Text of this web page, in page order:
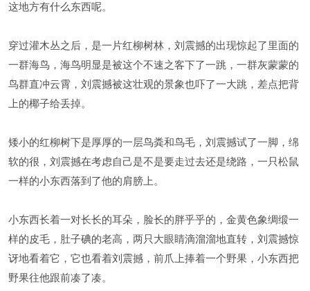
这地方有什么东西呢。
穿过灌木丛之后，是一片红柳树林，刘震撼的出现惊起了里面的
一群海鸟，海鸟明显是被这个不速之客下了一跳，一群灰蒙蒙的
鸟群直冲云霄，刘震撼被这壮观的景象也吓了一大跳，差点把背
上的椰子给丢掉。
矮小的红柳树下是厚厚的一层鸟粪和鸟毛，刘震撼试了一脚，绵
软的很，刘震撼在考虑自己是不是要走过去还是绕路，一只松鼠
一样的小东西落到了他的肩膀上。
小东西长着一对长长的耳朵，脸长的胖乎乎的，金黄色象绸缎一
样的皮毛，肚子碘的老高，两只大眼睛滴溜溜地直转，刘震撼惊
讶地看着它，它也看着刘震撼，前爪上捧着一个野果，小东西把
野果往他跟前凑了凑。